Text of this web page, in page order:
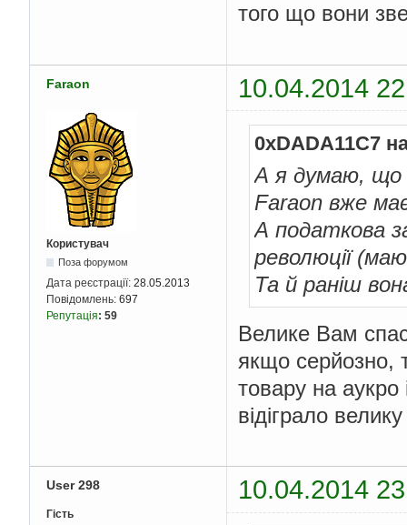
того що вони
Faraon 10.04.2014
Користувач
Поза форумом
Дата реєстрації: 28.05.2013
Повідомлень: 697
Репутація: 59
0xDADA11C7
А я думаю, що
Faraon вже
А податкова
революції
Та й раніш
Велике Вам
якщо серйозно,
товару на аукро
відіграло
User 298 10.04.2014
Гість